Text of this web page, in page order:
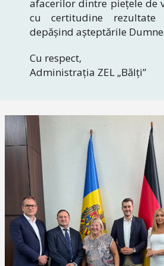
afacerilor dintre piețele de
cu certitudine rezultate
depășind așteptările
Cu respect,
Administrația ZEL „Bălți”